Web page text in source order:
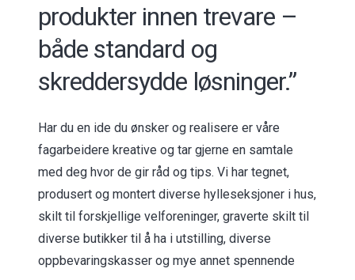
produkter innen trevare –
både standard og
skreddersydde løsninger.”
Har du en ide du ønsker og realisere er våre
fagarbeidere kreative og tar gjerne en samtale
med deg hvor de gir råd og tips. Vi har tegnet,
produsert og montert diverse hylleseksjoner i hus,
skilt til forskjellige velforeninger, graverte skilt til
diverse butikker til å ha i utstilling, diverse
oppbevaringskasser og mye annet spennende